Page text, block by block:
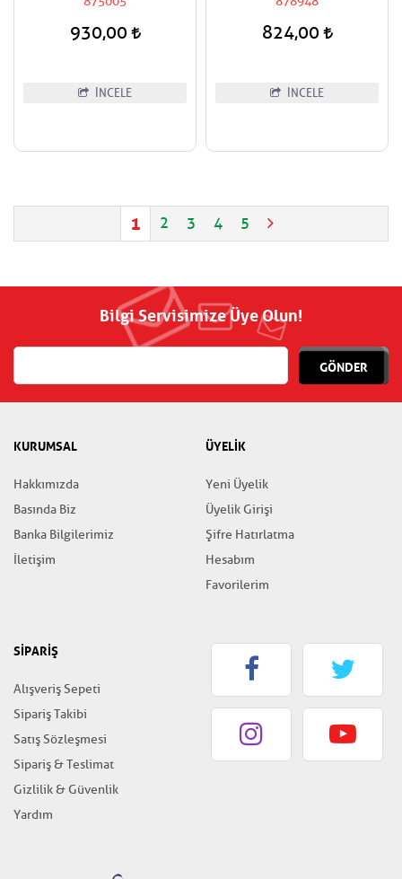
930,00
İNCELE
824,00
İNCELE
1 2 3 4 5
Bilgi Servisimize Üye Olun!
GÖNDER
KURUMSAL
Hakkımızda
Basında Biz
Banka Bilgilerimiz
İletişim
ÜYELİK
Yeni Üyelik
Üyelik Girişi
Şifre Hatırlatma
Hesabım
Favorilerim
SİPARİŞ
Alışveriş Sepeti
Sipariş Takibi
Satış Sözleşmesi
Sipariş & Teslimat
Gizlilik & Güvenlik
Yardım